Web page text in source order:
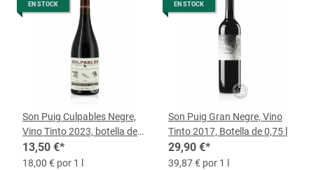
EN STOCK
Son Puig Culpables Negre,
Vino Tinto 2023, botella de
0,75 l
13,50 €*
18,00 € por 1 l
EN STOCK
Son Puig Gran Negre, Vino
Tinto 2017, Botella de 0,75 l
29,90 €*
39,87 € por 1 l